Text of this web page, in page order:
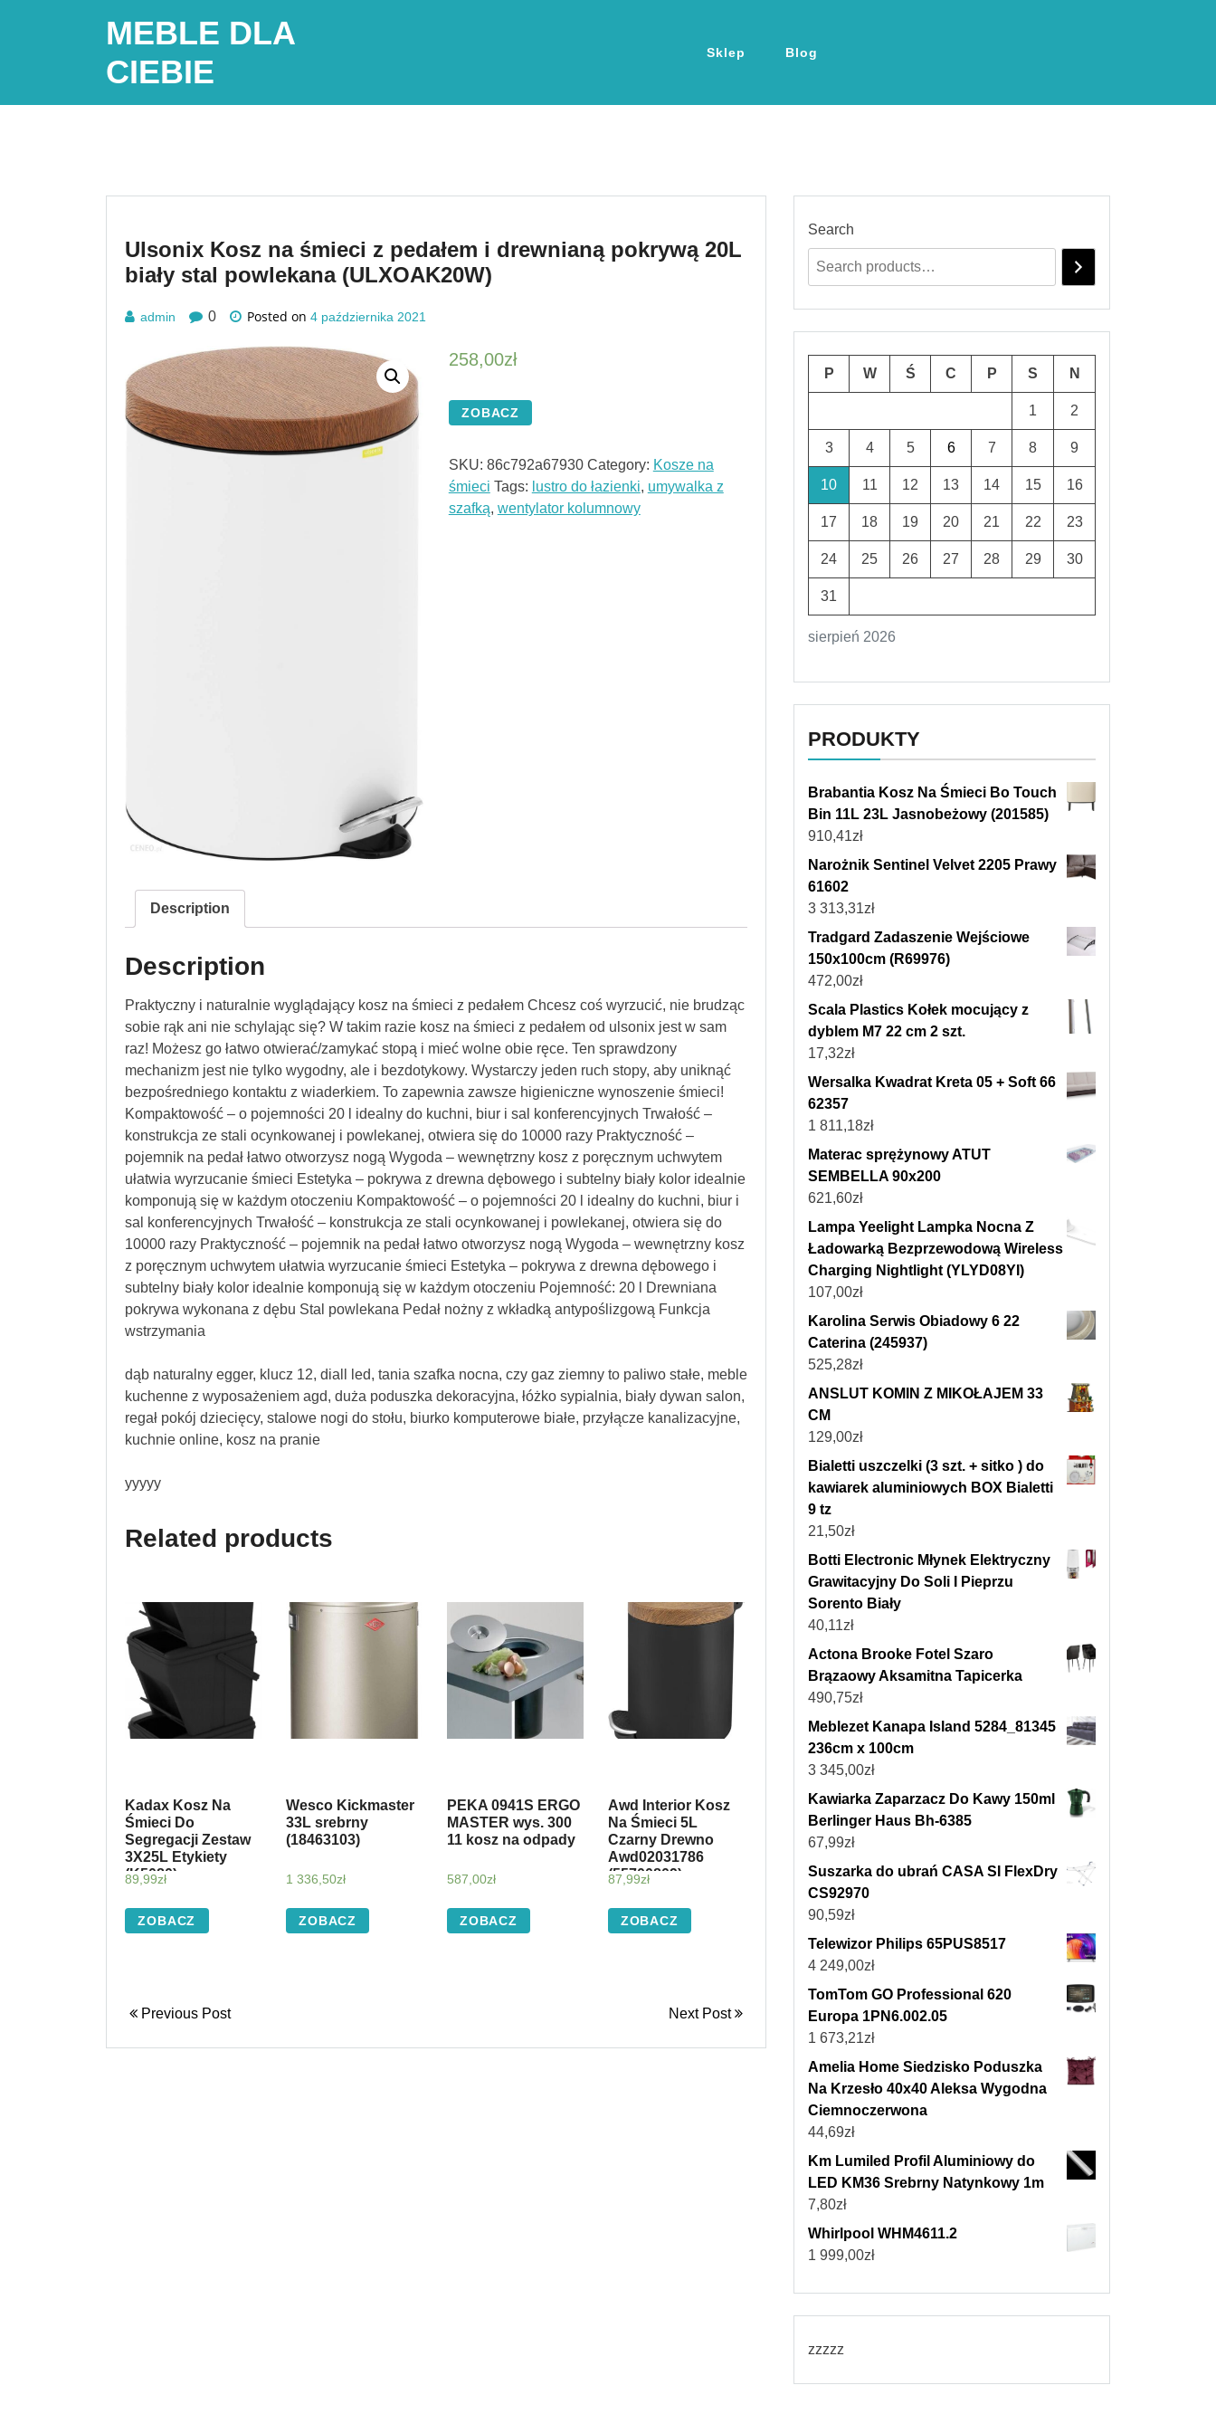
MEBLE DLA
CIEBIE
Sklep Blog
Ulsonix Kosz na śmieci z pedałem i drewnianą pokrywą 20L
biały stal powlekana (ULXOAK20W)
admin 0 Posted on 4 października 2021
258,00zł
ZOBACZ
SKU: 86c792a67930 Category: Kosze na
śmieci Tags: lustro do łazienki, umywalka z
szafką, wentylator kolumnowy
Description
Description
Praktyczny i naturalnie wyglądający kosz na śmieci z pedałem Chcesz coś wyrzucić, nie brudząc
sobie rąk ani nie schylając się? W takim razie kosz na śmieci z pedałem od ulsonix jest w sam
raz! Możesz go łatwo otwierać/zamykać stopą i mieć wolne obie ręce. Ten sprawdzony
mechanizm jest nie tylko wygodny, ale i bezdotykowy. Wystarczy jeden ruch stopy, aby uniknąć
bezpośredniego kontaktu z wiaderkiem. To zapewnia zawsze higieniczne wynoszenie śmieci!
Kompaktowość – o pojemności 20 l idealny do kuchni, biur i sal konferencyjnych Trwałość –
konstrukcja ze stali ocynkowanej i powlekanej, otwiera się do 10000 razy Praktyczność –
pojemnik na pedał łatwo otworzysz nogą Wygoda – wewnętrzny kosz z poręcznym uchwytem
ułatwia wyrzucanie śmieci Estetyka – pokrywa z drewna dębowego i subtelny biały kolor idealnie
komponują się w każdym otoczeniu Kompaktowość – o pojemności 20 l idealny do kuchni, biur i
sal konferencyjnych Trwałość – konstrukcja ze stali ocynkowanej i powlekanej, otwiera się do
10000 razy Praktyczność – pojemnik na pedał łatwo otworzysz nogą Wygoda – wewnętrzny kosz
z poręcznym uchwytem ułatwia wyrzucanie śmieci Estetyka – pokrywa z drewna dębowego i
subtelny biały kolor idealnie komponują się w każdym otoczeniu Pojemność: 20 l Drewniana
pokrywa wykonana z dębu Stal powlekana Pedał nożny z wkładką antypoślizgową Funkcja
wstrzymania
dąb naturalny egger, klucz 12, diall led, tania szafka nocna, czy gaz ziemny to paliwo stałe, meble
kuchenne z wyposażeniem agd, duża poduszka dekoracyjna, łóżko sypialnia, biały dywan salon,
regał pokój dziecięcy, stalowe nogi do stołu, biurko komputerowe białe, przyłącze kanalizacyjne,
kuchnie online, kosz na pranie
yyyyy
Related products
Kadax Kosz Na
Śmieci Do
Segregacji Zestaw
3X25L Etykiety
(K5080)
89,99zł
ZOBACZ
Wesco Kickmaster
33L srebrny
(18463103)
1 336,50zł
ZOBACZ
PEKA 0941S ERGO
MASTER wys. 300
11 kosz na odpady
587,00zł
ZOBACZ
Awd Interior Kosz
Na Śmieci 5L
Czarny Drewno
Awd02031786
(55700809)
87,99zł
ZOBACZ
Previous Post Next Post
Search
sierpień 2026
P W Ś C P S N
1 2
3 4 5 6 7 8 9
10 11 12 13 14 15 16
17 18 19 20 21 22 23
24 25 26 27 28 29 30
31
PRODUKTY
Brabantia Kosz Na Śmieci Bo Touch
Bin 11L 23L Jasnobeżowy (201585)
910,41zł
Narożnik Sentinel Velvet 2205 Prawy
61602
3 313,31zł
Tradgard Zadaszenie Wejściowe
150x100cm (R69976)
472,00zł
Scala Plastics Kołek mocujący z
dyblem M7 22 cm 2 szt.
17,32zł
Wersalka Kwadrat Kreta 05 + Soft 66
62357
1 811,18zł
Materac sprężynowy ATUT
SEMBELLA 90x200
621,60zł
Lampa Yeelight Lampka Nocna Z
Ładowarką Bezprzewodową Wireless
Charging Nightlight (YLYD08YI)
107,00zł
Karolina Serwis Obiadowy 6 22
Caterina (245937)
525,28zł
ANSLUT KOMIN Z MIKOŁAJEM 33
CM
129,00zł
Bialetti uszczelki (3 szt. + sitko ) do
kawiarek aluminiowych BOX Bialetti
9 tz
21,50zł
Botti Electronic Młynek Elektryczny
Grawitacyjny Do Soli I Pieprzu
Sorento Biały
40,11zł
Actona Brooke Fotel Szaro
Brązaowy Aksamitna Tapicerka
490,75zł
Meblezet Kanapa Island 5284_81345
236cm x 100cm
3 345,00zł
Kawiarka Zaparzacz Do Kawy 150ml
Berlinger Haus Bh-6385
67,99zł
Suszarka do ubrań CASA SI FlexDry
CS92970
90,59zł
Telewizor Philips 65PUS8517
4 249,00zł
TomTom GO Professional 620
Europa 1PN6.002.05
1 673,21zł
Amelia Home Siedzisko Poduszka
Na Krzesło 40x40 Aleksa Wygodna
Ciemnoczerwona
44,69zł
Km Lumiled Profil Aluminiowy do
LED KM36 Srebrny Natynkowy 1m
7,80zł
Whirlpool WHM4611.2
1 999,00zł
zzzzz